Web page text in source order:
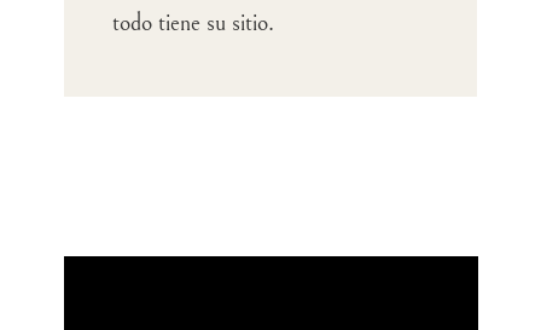
todo tiene su sitio.